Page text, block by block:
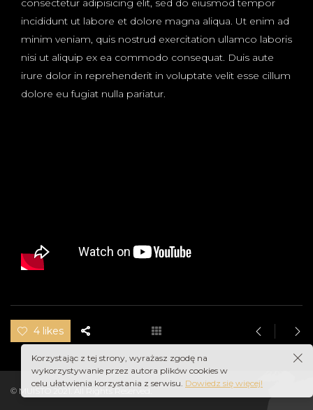
consectetur adipisicing elit, sed do eiusmod tempor
incididunt ut labore et dolore magna aliqua. Ut enim ad
minim veniam, quis nostrud exercitation ullamco laboris
nisi ut aliquip ex ea commodo consequat. Duis aute
irure dolor in reprehenderit in voluptate velit esse cillum
dolore eu fugiat nulla pariatur.
4 likes
© MUISTO 2021. All Rights Reserved.
Korzystając z tej strony, wyrażasz zgodę na
wykorzystywanie przez autora plików cookies w
celu ułatwienia korzystania z serwisu. Dowiedz się więcej!